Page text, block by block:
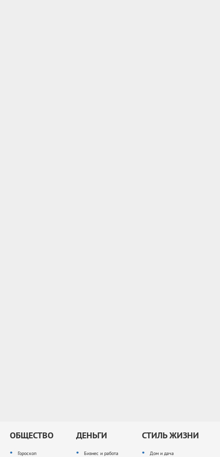
ОБЩЕСТВО
Гороскоп
ДЕНЬГИ
Бизнес и работа
СТИЛЬ ЖИЗНИ
Дом и дача